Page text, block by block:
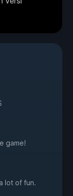
game!
lot of fun.